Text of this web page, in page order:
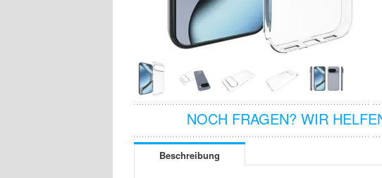
NOCH FRAGEN? WIR
Beschreibung